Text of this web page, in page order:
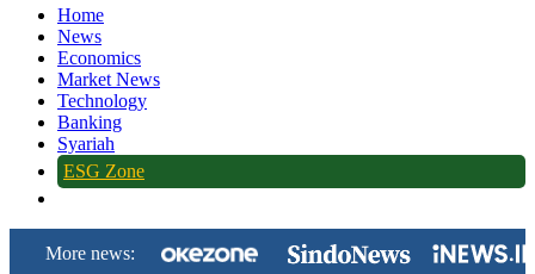
Home
News
Economics
Market News
Technology
Banking
Syariah
ESG Zone
More news: